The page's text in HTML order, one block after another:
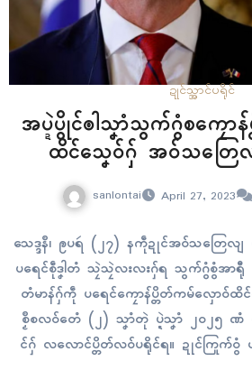
ဍုၚ်သ္အာၚ်ပရိုၚ်
အပ္ဍဲပွိုၚ်ၜါသၞာံသွက်ဂွံစကၠော
ထိၚ်သၞေဝ်ဂှ် အဝ်သတြေ
sanlontai April 27, 2023
သေဒ္ဒနဳ၊ ဨပရဴ (၂၇) နကဵုဍုၚ်အဝ်သတြေ
ပရေၚ်စဵုဒၞါတံ သၠဲသၠဲလးလးဂှ်ရ သွက်ဂွံစွံအာရီု ကု
တံမာန်ဂှ်ကဵု ပရေၚ်ကၠောန်ပ္တိတ်ကမ်လှောဝ်ထိ
စၟဳစလဝ်တေံ (၂) သၞာံတုဲ ပ္ဍဲသၞာံ ၂၀၂၅ ဏံ
ၚ်ဂှ် လလောၚ်ပ္တိတ်လဝ်ပရိုၚ်ရ။ ဍုၚ်ကြုက်ဝွံ